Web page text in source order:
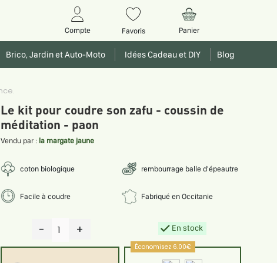
Compte Favoris Panier
Brico, Jardin et Auto-Moto Idées Cadeau et DIY Blog
Le kit pour coudre son zafu - coussin de
méditation - paon
Vendu par : la margate jaune
coton biologique rembourrage balle d'épeautre
Facile à coudre Fabriqué en Occitanie
- 1 + En stock
Économisez 6.00€